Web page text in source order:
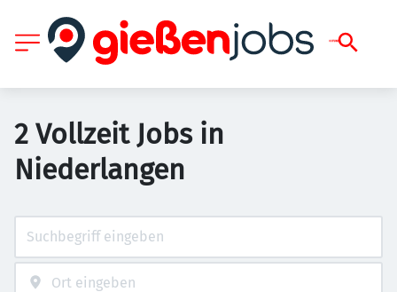
2 Vollzeit Jobs in
Niederlangen